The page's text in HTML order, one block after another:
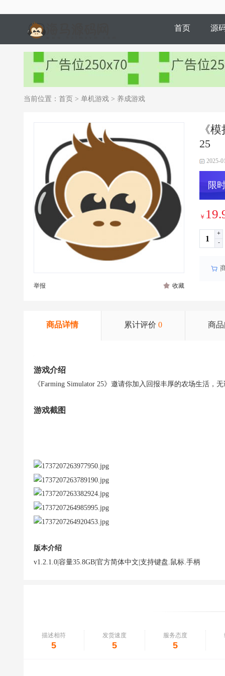
首页 源
当前位置： 首页 > 单机游戏 > 养成游戏
举报 收藏
《
25
2025-
限
￥
+
-
商品详情 累计评价 0 商
游戏介绍
《Farming Simulator 25》邀请你加入回报丰厚的农场生活
游戏截图
版本介绍
v1.2.1.0|容量35.8GB|官方简体中文|支持键盘.鼠标.手柄
描述相符
5
发货速度
5
服务态度
5